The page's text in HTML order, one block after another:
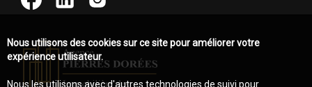
Nous utilisons des cookies sur ce site pour améliorer votre
expérience utilisateur.
Nous les utilisons avec d'autres technologies de suivi pour